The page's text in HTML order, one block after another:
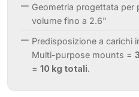
Geometria progettata per
volume fino a 2.6"
Predisposizione a carichi
Multi-purpose mounts =
= 10 kg totali.